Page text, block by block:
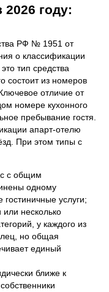
2026 году:
РФ № 1951 от
о классификации
тип средства
состоит из номеров
отличие от
номере кухонного
пребывание гостя.
апарт-отелю
При этом типы с
с общим
одному
услуги;
несколько
у каждого из
но общая
единый
ближе к